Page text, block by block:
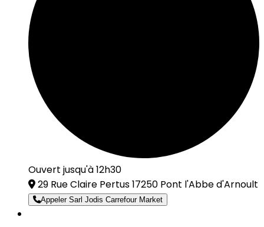
Ouvert jusqu'à 12h30
29 Rue Claire Pertus 17250 Pont l'Abbe d'Arnoult
Appeler Sarl Jodis Carrefour Market